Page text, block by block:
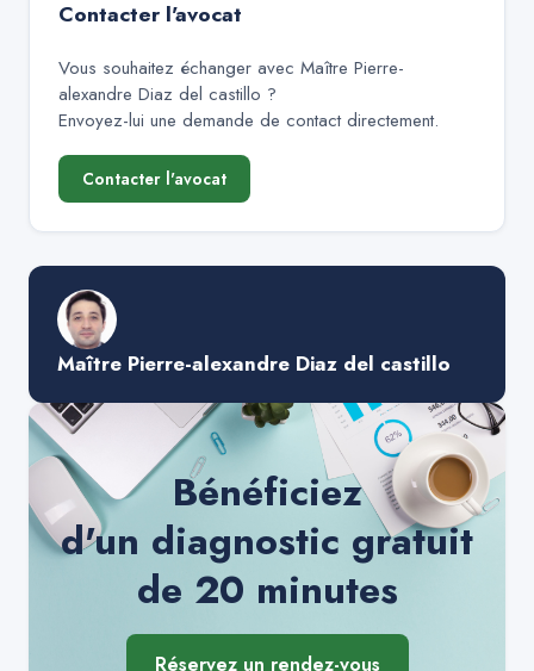
Contacter l'avocat
Vous souhaitez échanger avec Maître Pierre-
alexandre Diaz del castillo ?
Envoyez-lui une demande de contact directement.
Contacter l'avocat
Maître Pierre-alexandre Diaz del castillo
Bénéficiez
d'un diagnostic gratuit
de 20 minutes
Réservez un rendez-vous